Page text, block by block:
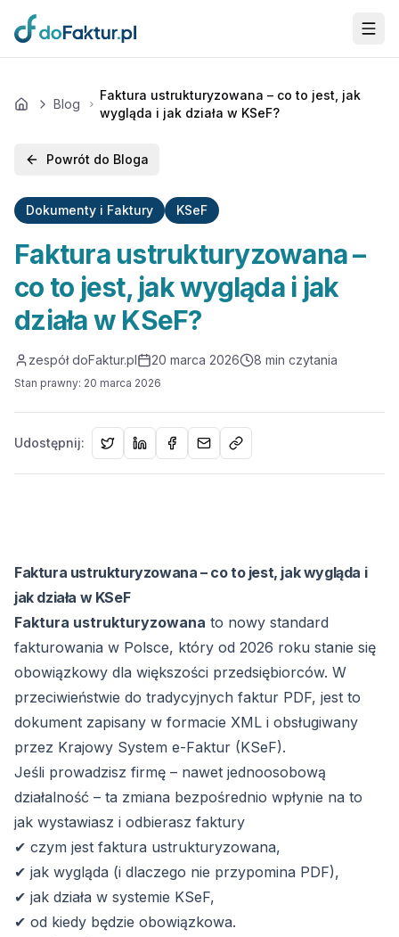
Przejdź do głównej treści
Home Blog
Faktura ustrukturyzowana – co to jest, jak
wygląda i jak działa w KSeF?
Powrót do Bloga
Dokumenty i Faktury KSeF
Faktura ustrukturyzowana –
co to jest, jak wygląda i jak
działa w KSeF?
zespół doFaktur.pl 20 marca 2026 8 min czytania
Stan prawny: 20 marca 2026
Udostępnij:
Faktura ustrukturyzowana – co to jest, jak wygląda i
jak działa w KSeF
Faktura ustrukturyzowana to nowy standard
fakturowania w Polsce, który od 2026 roku stanie się
obowiązkowy dla większości przedsiębiorców. W
przeciwieństwie do tradycyjnych faktur PDF, jest to
dokument zapisany w formacie XML i obsługiwany
przez Krajowy System e-Faktur (KSeF).
Jeśli prowadzisz firmę – nawet jednoosobową
działalność – ta zmiana bezpośrednio wpłynie na to
jak wystawiasz i odbierasz faktury
✔ czym jest faktura ustrukturyzowana,
✔ jak wygląda (i dlaczego nie przypomina PDF),
✔ jak działa w systemie KSeF,
✔ od kiedy będzie obowiązkowa.